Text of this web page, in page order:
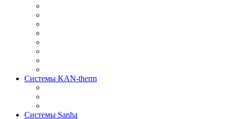
Системы KAN-therm
Системы Sanha